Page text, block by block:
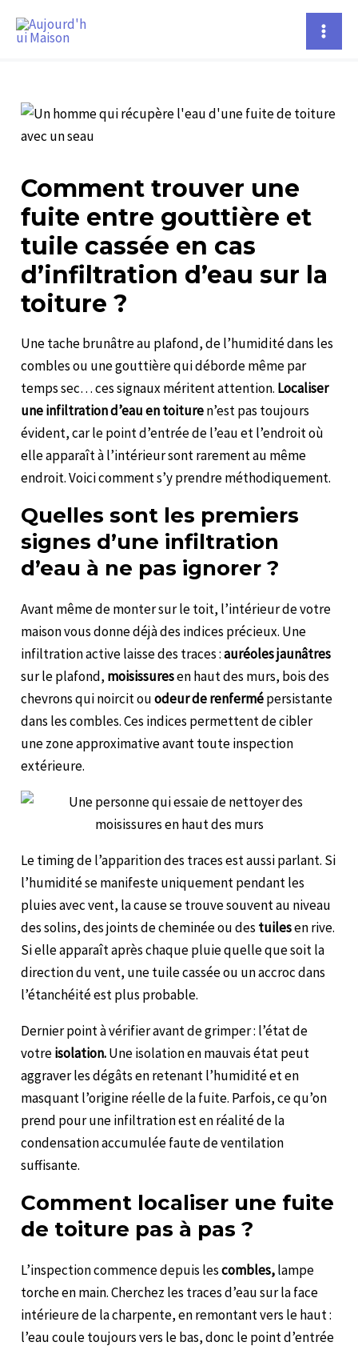
Comment trouver une
fuite entre gouttière et
tuile cassée en cas
d’infiltration d’eau sur la
toiture ?
Une tache brunâtre au plafond, de l’humidité dans les
combles ou une gouttière qui déborde même par
temps sec… ces signaux méritent attention. Localiser
une infiltration d’eau en toituren’est pas toujours
évident, car le point d’entrée de l’eau et l’endroit où
elle apparaît à l’intérieur sont rarement au même
endroit. Voici comment s’y prendre méthodiquement.
Quelles sont les premiers
signes d’une infiltration
d’eau à ne pas ignorer ?
Avant même de monter sur le toit, l’intérieur de votre
maison vous donne déjà des indices précieux. Une
infiltration active laisse des traces :auréoles jaunâtres
sur le plafond, moisissuresen haut des murs, bois des
chevrons qui noircit ouodeur de renfermépersistante
dans les combles. Ces indices permettent de cibler
une zone approximative avant toute inspection
extérieure.
Le timing de l’apparition des traces est aussi parlant. Si
l’humidité se manifeste uniquement pendant les
pluies avec vent, la cause se trouve souvent au niveau
des solins, des joints de cheminée ou des tuilesen rive.
Si elle apparaît après chaque pluie quelle que soit la
direction du vent, une tuile cassée ou un accroc dans
l’étanchéité est plus probable.
Dernier point à vérifier avant de grimper : l’état de
votreisolation.Une isolation en mauvais état peut
aggraver les dégâts en retenant l’humidité et en
masquant l’origine réelle de la fuite. Parfois, ce qu’on
prend pour une infiltration est en réalité de la
condensation accumulée faute de ventilation
suffisante.
Comment localiser une fuite
de toiture pas à pas ?
L’inspection commence depuis lescombles,lampe
torche en main. Cherchez les traces d’eau sur la face
intérieure de la charpente, en remontant vers le haut :
l’eau coule toujours vers le bas, donc le point d’entrée
des